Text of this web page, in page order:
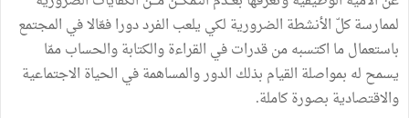
لممارسة كلّ الأنشطة الضرورية لكي يلعب الفرد دورا فعّالا في المجتمع
باستعمال ما اكتسبه من قدرات في القراءة والكتابة والحساب ممّا
يسمح له بمواصلة القيام بذلك الدور والمساهمة في الحياة الاجتماعية
والاقتصادية بصورة كاملة.